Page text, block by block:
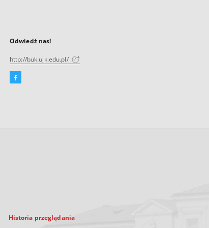
Odwiedź nas!
http://buk.ujk.edu.pl/
Facebook
Historia przeglądania